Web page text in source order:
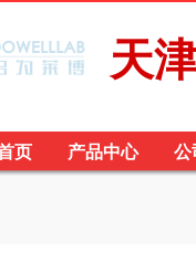
天
页 产品中心 公